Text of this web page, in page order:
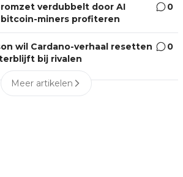
verdubbelt door AI
miners profiteren
0
wil Cardano-verhaal resetten
bij rivalen
0
Meer artikelen